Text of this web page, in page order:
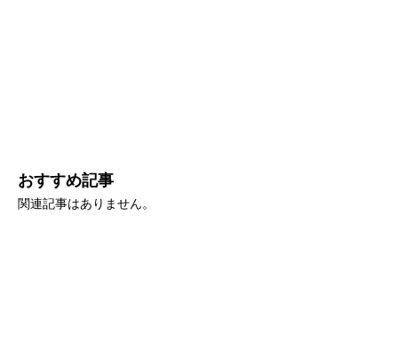
おすすめ記事
関連記事はありません。